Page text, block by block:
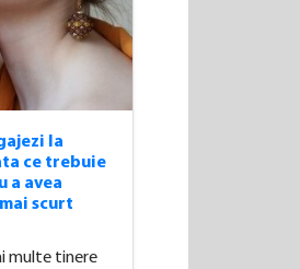
la
ce trebuie
a avea
scurt
multe tinere